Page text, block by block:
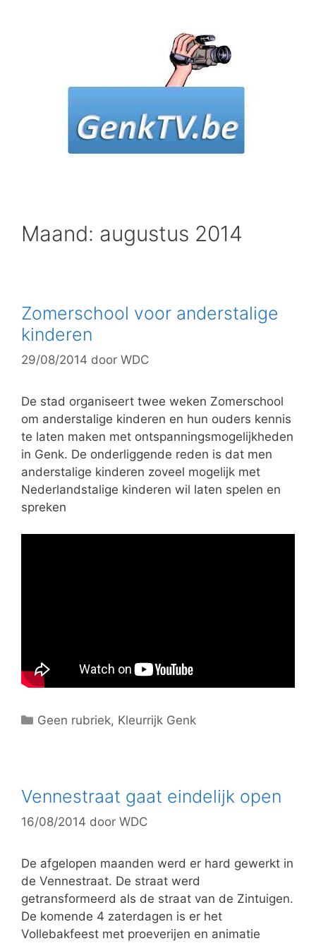
Maand: augustus 2014
Zomerschool voor anderstalige
kinderen
29/08/2014 door WDC
De stad organiseert twee weken Zomerschool
om anderstalige kinderen en hun ouders kennis
te laten maken met ontspanningsmogelijkheden
in Genk. De onderliggende reden is dat men
anderstalige kinderen zoveel mogelijk met
Nederlandstalige kinderen wil laten spelen en
spreken
C
g
r
e
ë
n
Geen rubriek, Kleurrijk Genk
Vennestraat gaat eindelijk open
16/08/2014 door WDC
De afgelopen maanden werd er hard gewerkt in
de Vennestraat. De straat werd
getransformeerd als de straat van de Zintuigen.
De komende 4 zaterdagen is er het
Vollebakfeest met proeverijen en animatie